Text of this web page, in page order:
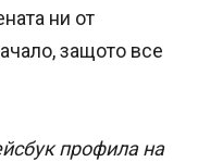
ни от
защото все
профила на